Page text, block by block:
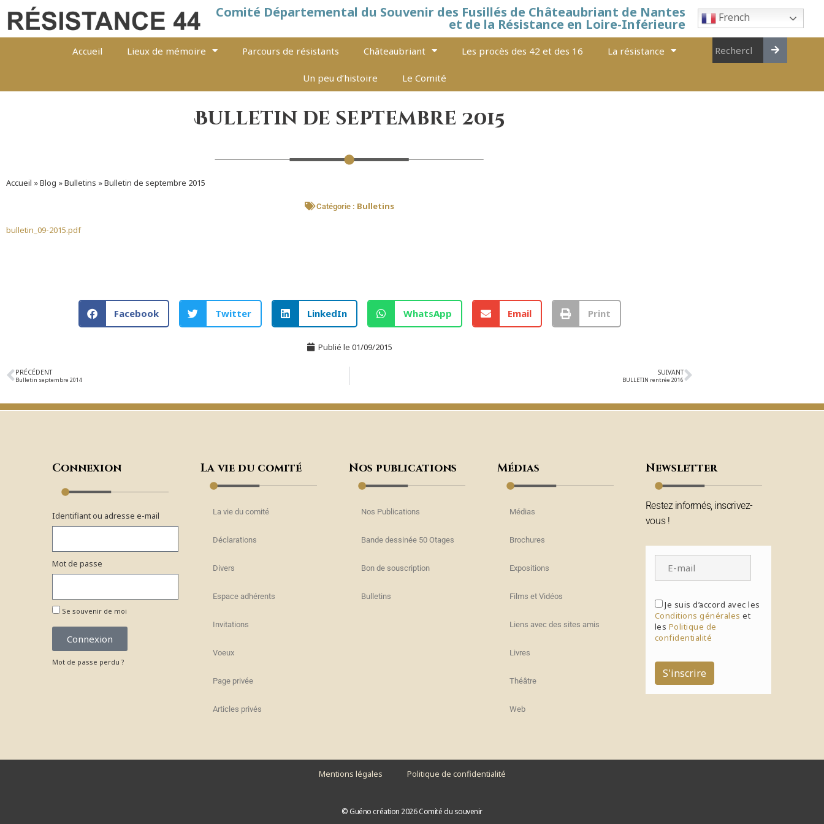
Comité Départemental du Souvenir des Fusillés de Châteaubriant de Nantes
et de la Résistance en Loire-Inférieure French
Accueil Lieux de mémoire Parcours de résistants Châteaubriant Les procès des 42 et des 16 La résistance
Un peu d’histoire Le Comité
Bulletin de septembre 2015
Accueil »Blog »Bulletins »Bulletin de septembre 2015
Catégorie : Bulletins
bulletin_09-2015.pdf
Facebook Twitter LinkedIn WhatsApp Email Print
Publié le 01/09/2015
PRÉCÉDENT
Bulletin septembre 2014
SUIVANT
BULLETIN rentrée 2016
Connexion
Identifiant ou adresse e-mail
Mot de passe
Se souvenir de moi
Connexion
Mot de passe perdu ?
La vie du comité
La vie du comité
Déclarations
Divers
Espace adhérents
Invitations
Voeux
Page privée
Articles privés
Nos publications
Nos Publications
Bande dessinée 50 Otages
Bon de souscription
Bulletins
Médias
Médias
Brochures
Expositions
Films et Vidéos
Liens avec des sites amis
Livres
Théâtre
Web
Newsletter
Restez informés, inscrivez-
vous !
Je suis d’accord avec les
Conditions générales et
les Politique de
confidentialité
S'inscrire
Mentions légales Politique de confidentialité
© Guéno création 2026 Comité du souvenir